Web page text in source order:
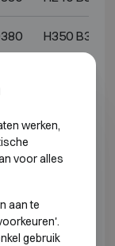
H350 B380
H600 B410
H155 B280
werken,
voor alles
aan te
gebruik